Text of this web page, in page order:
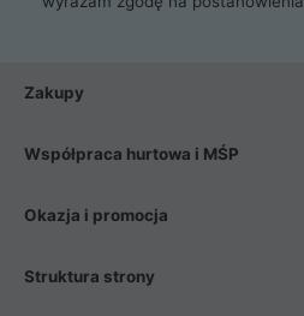
Zakupy
Współpraca hurtowa i MŚP
Okazja i promocja
Struktura strony